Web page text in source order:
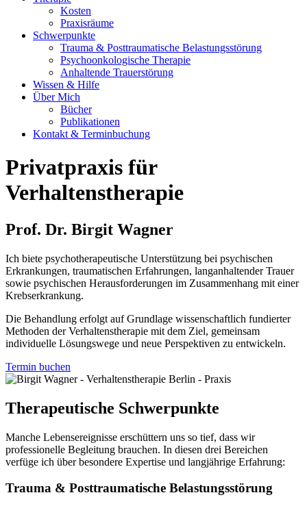
Kosten
Praxisräume
Schwerpunkte
Trauma & Posttraumatische Belastungsstörung
Psychoonkologische Therapie
Anhaltende Trauerstörung
Wissen & Hilfe
Über Mich
Bücher
Publikationen
Kontakt & Terminbuchung
Privatpraxis für
Verhaltenstherapie
Prof. Dr. Birgit Wagner
Ich biete psychotherapeutische Unterstützung bei psychischen
Erkrankungen, traumatischen Erfahrungen, langanhaltender Trauer
sowie psychischen Herausforderungen im Zusammenhang mit einer
Krebserkrankung.
Die Behandlung erfolgt auf Grundlage wissenschaftlich fundierter
Methoden der Verhaltenstherapie mit dem Ziel, gemeinsam
individuelle Lösungswege und neue Perspektiven zu entwickeln.
Termin buchen
Therapeutische Schwerpunkte
Manche Lebensereignisse erschüttern uns so tief, dass wir
professionelle Begleitung brauchen. In diesen drei Bereichen
verfüge ich über besondere Expertise und langjährige Erfahrung:
Trauma & Posttraumatische Belastungsstörung